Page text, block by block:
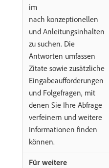
im
nach konzeptionellen
und Anleitungsinhalten
zu suchen. Die
Antworten umfassen
Zitate sowie zusätzliche
Eingabeaufforderungen
und Folgefragen, mit
denen Sie Ihre Abfrage
verfeinern und weitere
Informationen finden
können.